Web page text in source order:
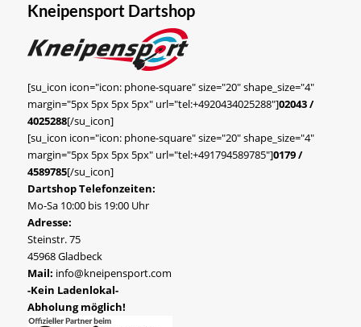
Kneipensport Dartshop
[su_icon icon="icon: phone-square" size="20" shape_size="4"
margin="5px 5px 5px 5px" url="tel:+4920434025288"]02043 /
4025288[/su_icon]
[su_icon icon="icon: phone-square" size="20" shape_size="4"
margin="5px 5px 5px 5px" url="tel:+491794589785"]0179 /
4589785[/su_icon]
Dartshop Telefonzeiten:
Mo-Sa 10:00 bis 19:00 Uhr
Adresse:
Steinstr. 75
45968 Gladbeck
Mail: info@kneipensport.com
-Kein Ladenlokal-
Abholung möglich!